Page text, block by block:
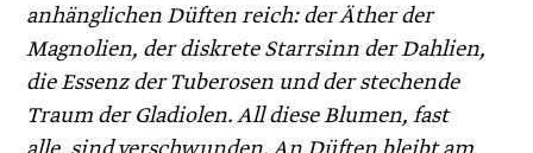
anhänglichen Düften reich: der Äther der
Magnolien, der diskrete Starrsinn der Dahlien,
die Essenz der Tuberosen und der stechende
Traum der Gladiolen. All diese Blumen, fast